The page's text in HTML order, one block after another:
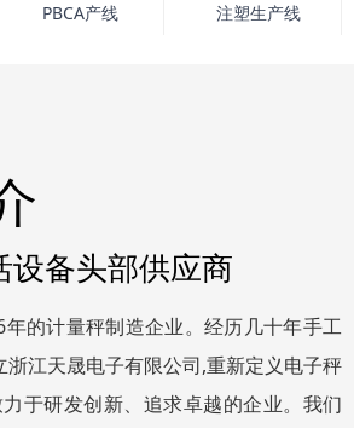
设备头部供应商
的计量秤制造企业。经历几十年手工
江天晟电子有限公司,重新定义电子秤
于研发创新、追求卓越的企业。我们
PBCA产线 注塑生产线